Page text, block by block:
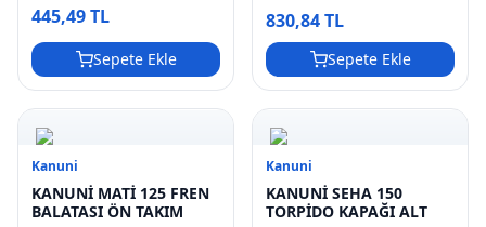
445,49 TL
Sepete Ekle
830,84 TL
Sepete Ekle
Kanuni
KANUNİ MATİ 125 FREN
BALATASI ÖN TAKIM
Kanuni
KANUNİ SEHA 150
TORPİDO KAPAĞI ALT